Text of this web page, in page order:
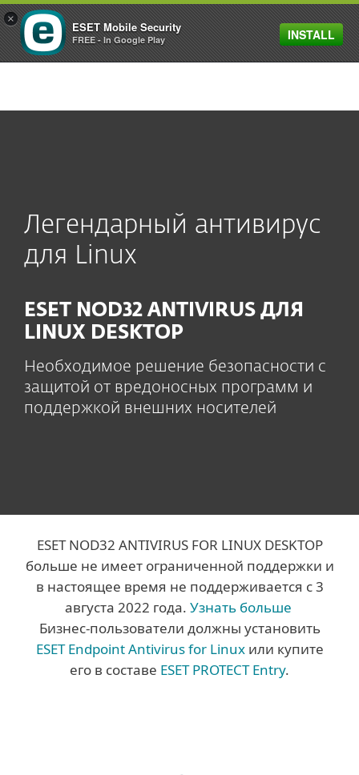
MENU
Легендарный антивирус
для Linux
ESET NOD32 ANTIVIRUS ДЛЯ
LINUX DESKTOP
Необходимое решение безопасности с
защитой от вредоносных программ и
поддержкой внешних носителей
ESET NOD32 ANTIVIRUS FOR LINUX DESKTOP
больше не имеет ограниченной поддержки и
в настоящее время не поддерживается с 3
августа 2022 года. Узнать больше
Бизнес-пользователи должны установить
ESET Endpoint Antivirus for Linuxили купите
его в составе ESET PROTECT Entry.
×
ESET Mobile Security
FREE - In Google Play INSTALL